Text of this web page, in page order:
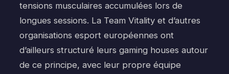
tensions musculaires accumulées lors de
longues sessions. La Team Vitality et d’autres
organisations esport européennes ont
d’ailleurs structuré leurs gaming houses autour
de ce principe, avec leur propre équipe